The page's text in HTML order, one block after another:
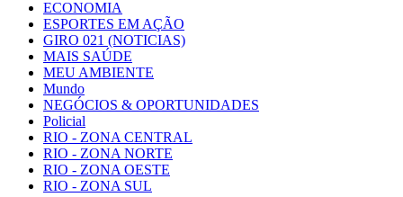
ECONOMIA
ESPORTES EM AÇÃO
GIRO 021 (NOTICIAS)
MAIS SAÚDE
MEU AMBIENTE
Mundo
NEGÓCIOS & OPORTUNIDADES
Policial
RIO - ZONA CENTRAL
RIO - ZONA NORTE
RIO - ZONA OESTE
RIO - ZONA SUL